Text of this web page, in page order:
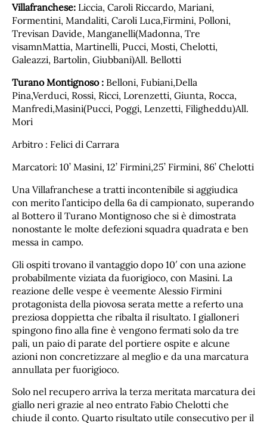
Villafranchese: Liccia, Caroli Riccardo, Mariani,
Formentini, Mandaliti, Caroli Luca,Firmini, Polloni,
Trevisan Davide, Manganelli(Madonna, Tre
visamnMattia, Martinelli, Pucci, Mosti, Chelotti,
Galeazzi, Bartolin, Giubbani)All. Bellotti
Turano Montignoso : Belloni, Fubiani,Della
Pina,Verduci, Rossi, Ricci, Lorenzetti, Giunta, Rocca,
Manfredi,Masini(Pucci, Poggi, Lenzetti, Filigheddu)All.
Mori
Arbitro : Felici di Carrara
Marcatori: 10’ Masini, 12’ Firmini,25’ Firmini, 86’ Chelotti
Una Villafranchese a tratti incontenibile si aggiudica
con merito l’anticipo della 6a di campionato, superando
al Bottero il Turano Montignoso che si è dimostrata
nonostante le molte defezioni squadra quadrata e ben
messa in campo.
Gli ospiti trovano il vantaggio dopo 10′ con una azione
probabilmente viziata da fuorigioco, con Masini. La
reazione delle vespe è veemente Alessio Firmini
protagonista della piovosa serata mette a referto una
preziosa doppietta che ribalta il risultato. I gialloneri
spingono fino alla fine è vengono fermati solo da tre
pali, un paio di parate del portiere ospite e alcune
azioni non concretizzare al meglio e da una marcatura
annullata per fuorigioco.
Solo nel recupero arriva la terza meritata marcatura dei
giallo neri grazie al neo entrato Fabio Chelotti che
chiude il conto. Quarto risultato utile consecutivo per il